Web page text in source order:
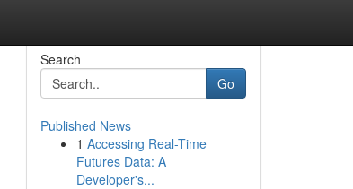
Search
Go
Published News
1 Accessing Real-Time
Futures Data: A
Developer's...